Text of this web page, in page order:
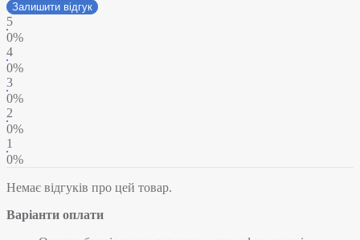
Залишити відгук
5
0%
4
0%
3
0%
2
0%
1
0%
Немає відгуків про цей товар.
Варіанти оплати